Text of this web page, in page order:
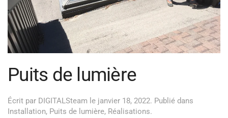
Puits de lumière
Écrit par DIGITALSteam le janvier 18, 2022. Publié dans
Installation, Puits de lumière, Réalisations.